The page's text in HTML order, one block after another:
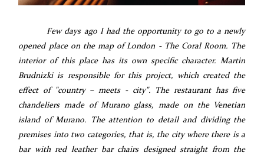
Few days ago I had the opportunity to go to a newly
opened place on the map of London - The Coral Room. The
interior of this place has its own specific character. Martin
Brudnizki is responsible for this project, which created the
effect of "country – meets - city". The restaurant has five
chandeliers made of Murano glass, made on the Venetian
island of Murano. The attention to detail and dividing the
premises into two categories, that is, the city where there is a
bar with red leather bar chairs designed straight from the